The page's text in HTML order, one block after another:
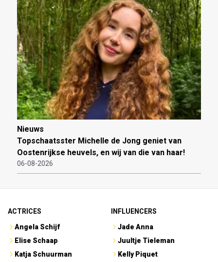
Nieuws
Topschaatsster Michelle de Jong geniet van
Oostenrijkse heuvels, en wij van die van haar!
06-08-2026
ACTRICES
Angela Schijf
Elise Schaap
Katja Schuurman
INFLUENCERS
Jade Anna
Juultje Tieleman
Kelly Piquet